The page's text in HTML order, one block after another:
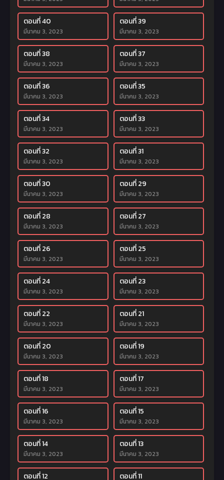
ตอนที่ 40
มีนาคม 3, 2023
ตอนที่ 39
มีนาคม 3, 2023
ตอนที่ 38
มีนาคม 3, 2023
ตอนที่ 37
มีนาคม 3, 2023
ตอนที่ 36
มีนาคม 3, 2023
ตอนที่ 35
มีนาคม 3, 2023
ตอนที่ 34
มีนาคม 3, 2023
ตอนที่ 33
มีนาคม 3, 2023
ตอนที่ 32
มีนาคม 3, 2023
ตอนที่ 31
มีนาคม 3, 2023
ตอนที่ 30
มีนาคม 3, 2023
ตอนที่ 29
มีนาคม 3, 2023
ตอนที่ 28
มีนาคม 3, 2023
ตอนที่ 27
มีนาคม 3, 2023
ตอนที่ 26
มีนาคม 3, 2023
ตอนที่ 25
มีนาคม 3, 2023
ตอนที่ 24
มีนาคม 3, 2023
ตอนที่ 23
มีนาคม 3, 2023
ตอนที่ 22
มีนาคม 3, 2023
ตอนที่ 21
มีนาคม 3, 2023
ตอนที่ 20
มีนาคม 3, 2023
ตอนที่ 19
มีนาคม 3, 2023
ตอนที่ 18
มีนาคม 3, 2023
ตอนที่ 17
มีนาคม 3, 2023
ตอนที่ 16
มีนาคม 3, 2023
ตอนที่ 15
มีนาคม 3, 2023
ตอนที่ 14
มีนาคม 3, 2023
ตอนที่ 13
มีนาคม 3, 2023
ตอนที่ 12 ตอนที่ 11